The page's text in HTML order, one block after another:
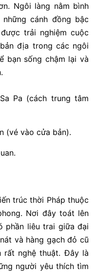
Ngôi làng nằm bình
cánh đồng bậc
trải nghiệm cuộc
địa trong các ngôi
bạn sống chậm lại và
Pa (cách trung tâm
(vé vào cửa bản).
trúc thời Pháp thuộc
Nơi đây toát lên
phần liêu trai giữa đại
và hàng gạch đỏ cũ
rất nghệ thuật. Đây là
người yêu thích tìm